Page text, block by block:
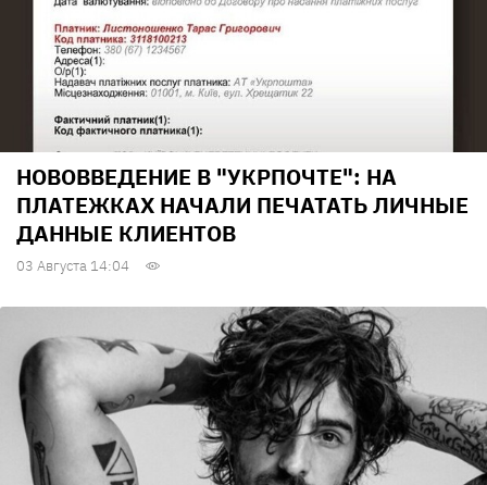
НОВОВВЕДЕНИЕ В "УКРПОЧТЕ": НА
ПЛАТЕЖКАХ НАЧАЛИ ПЕЧАТАТЬ ЛИЧНЫЕ
ДАННЫЕ КЛИЕНТОВ
03 Августа 14:04